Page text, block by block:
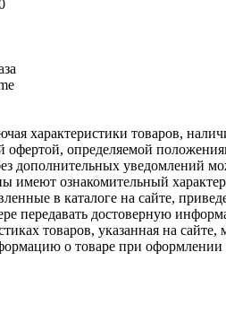
характеристики товаров,
определяемой
дополнительных уведомлений
имеют ознакомительный
в каталоге на сайте,
передавать достоверную
товаров, указанная на
о товаре при оформлении